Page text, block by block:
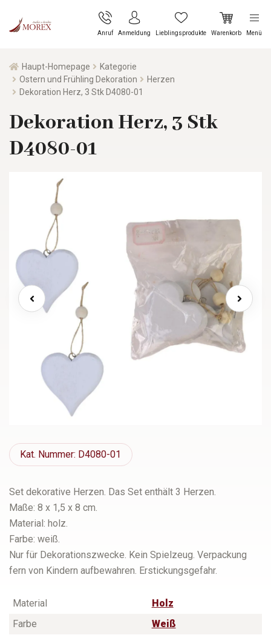
Anruf Anmeldung Lieblingsprodukte Warenkorb Menü
Haupt-Homepage
Kategorie
Ostern und Frühling Dekoration
Herzen
Dekoration Herz, 3 Stk D4080-01
Dekoration Herz, 3 Stk
D4080-01
Kat. Nummer: D4080-01
Set dekorative Herzen. Das Set enthält 3 Herzen.
Maße: 8 x 1,5 x 8 cm.
Material: holz.
Farbe: weiß.
Nur für Dekorationszwecke. Kein Spielzeug. Verpackung
fern von Kindern aufbewahren. Erstickungsgefahr.
Material
Holz
Farbe
Weiß